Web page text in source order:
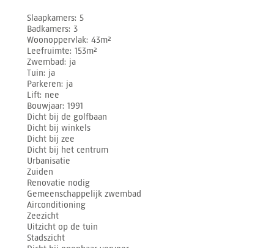
Slaapkamers 5
Badkamers 3
Woonoppervlak 43m²
Leefruimte 153m²
Zwembad ja
Tuin ja
Parkeren ja
Lift nee
Bouwjaar 1991
Dicht bij de golfbaan
Dicht bij winkels
Dicht bij zee
Dicht bij het centrum
Urbanisatie
Zuiden
Renovatie nodig
Gemeenschappelijk zwembad
Airconditioning
Zeezicht
Uitzicht op de tuin
Stadszicht